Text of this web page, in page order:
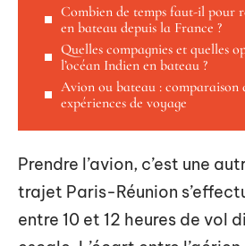
Combien de temps faut-il pour
en bateau depuis la France ?
Quelles compagnies et quelles
l’océan Indien en bateau ?
Avion ou bateau : comparaison
expériences de voyage
Prendre l’avion, c’est une
trajet Paris-Réunion
entre 10 et 12 heures de vol